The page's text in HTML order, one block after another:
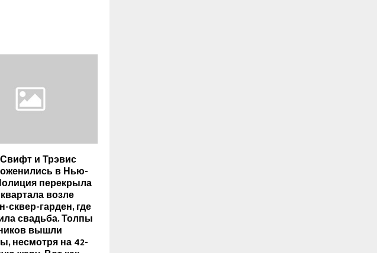
и Трэвис
в Нью-
перекрыла
возле
сквер-гарден, где
свадьба. Толпы
вышли
несмотря на 42-